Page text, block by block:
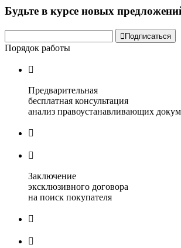
Будьте в курсе новых
 Подписаться
Порядок работы

Предварительная
бесплатная консультация
анализ правоустанавливающих


Заключение
эксклюзивного договора
на поиск покупателя

